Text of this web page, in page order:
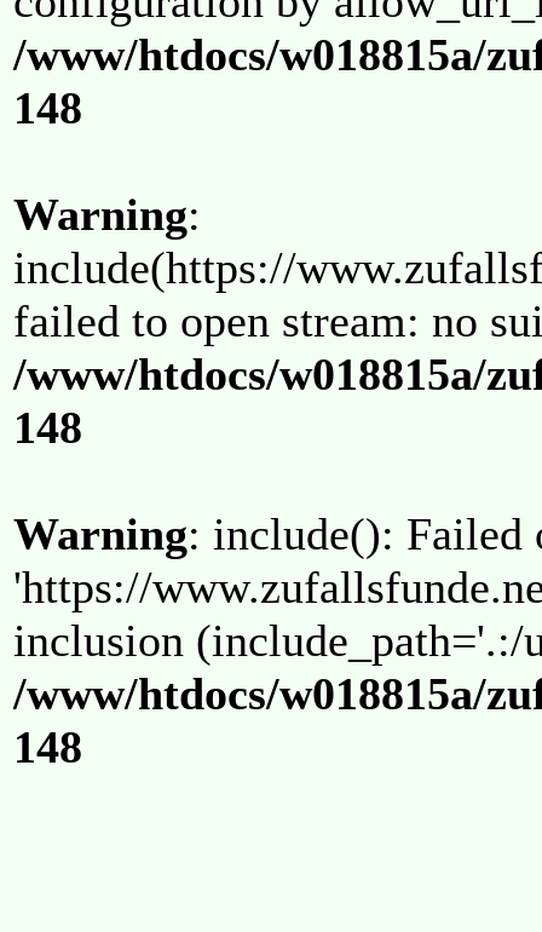
/www/htdocs/w018815a/
148
Warning:
include(https://
failed to open stream: no
/www/htdocs/w018815a/
148
Warning: include(): Failed
'https://
inclusion (include_path='.:/
/www/htdocs/w018815a/
148